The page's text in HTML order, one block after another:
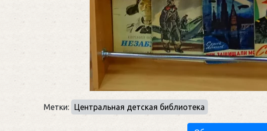
Метки: Центральная детская библиотека